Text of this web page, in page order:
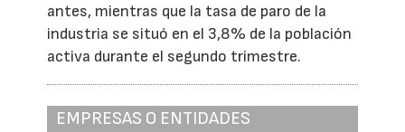
antes, mientras que la tasa de paro de la
industria se situó en el 3,8% de la población
activa durante el segundo trimestre.
EMPRESAS O ENTIDADES